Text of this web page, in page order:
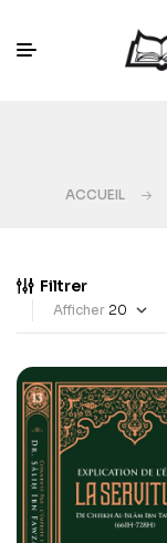
ACCUEIL
Filtrer
Afficher